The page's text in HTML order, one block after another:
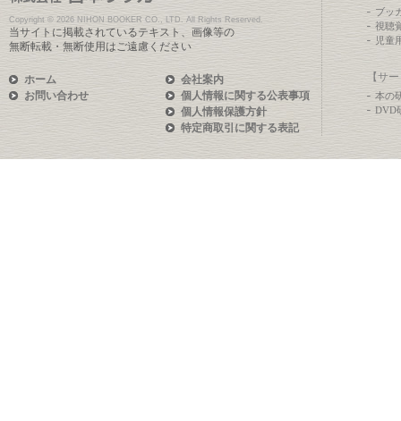
Copyright © 2026 NIHON BOOKER CO., LTD. All Rights Reserved.
当サイトに掲載されているテキスト、画像等の
無断転載・無断使用はご遠慮ください
ホーム
お問い合わせ
会社案内
個人情報に関する公表事項
個人情報保護方針
特定商取引に関する表記
ブッ
視聴
児童
【サ
本の
DVD